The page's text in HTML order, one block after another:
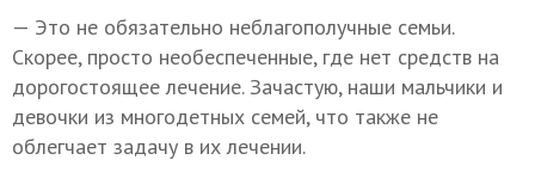
— Это не обязательно неблагополучные семьи.
Скорее, просто необеспеченные, где нет средств на
дорогостоящее лечение. Зачастую, наши мальчики и
девочки из многодетных семей, что также не
облегчает задачу в их лечении.